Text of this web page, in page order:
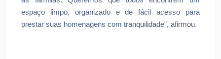
espaço limpo, organizado e de fácil acesso para
prestar suas homenagens com tranquilidade”, afirmou.